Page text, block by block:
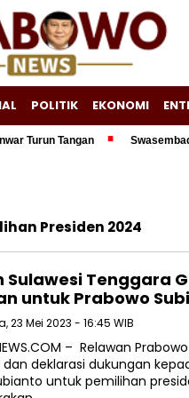
POLITIK EKONOMI
Turun Tangan Swasembada
Presiden 2024
Sulawesi Tenggara
untuk Prabowo
23 Mei 2023 - 16:45 WIB
– Relawan
deklarasi dukungan
untuk pemilihan